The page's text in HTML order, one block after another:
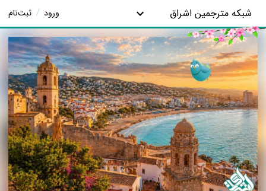
شبکه مترجمین اشراق ورود / ثبت‌نام